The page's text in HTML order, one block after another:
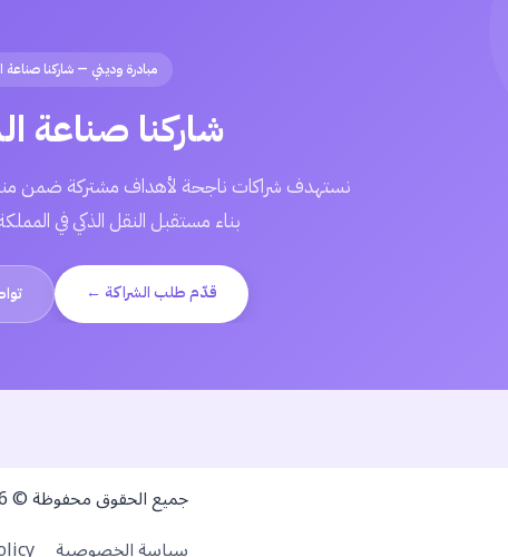
مبادرة وديني — شاركنا صناعة
شاركنا صناعة
نستهدف شراكات ناجحة لأهداف مشتركة ضمن
بناء مستقبل النقل الذكي في
قدّم طلب الشراكة ←
جميع الحقوق محفوظة © 2026 وديني